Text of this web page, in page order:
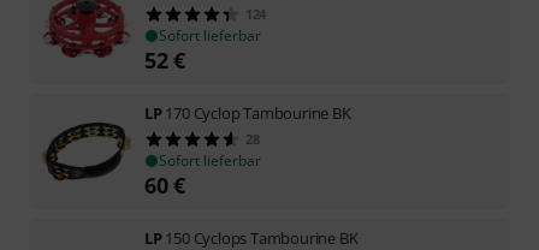
124
Sofort lieferbar
52€
LP170 Cyclop Tambourine BK
28
Sofort lieferbar
60€
LP150 Cyclops Tambourine BK